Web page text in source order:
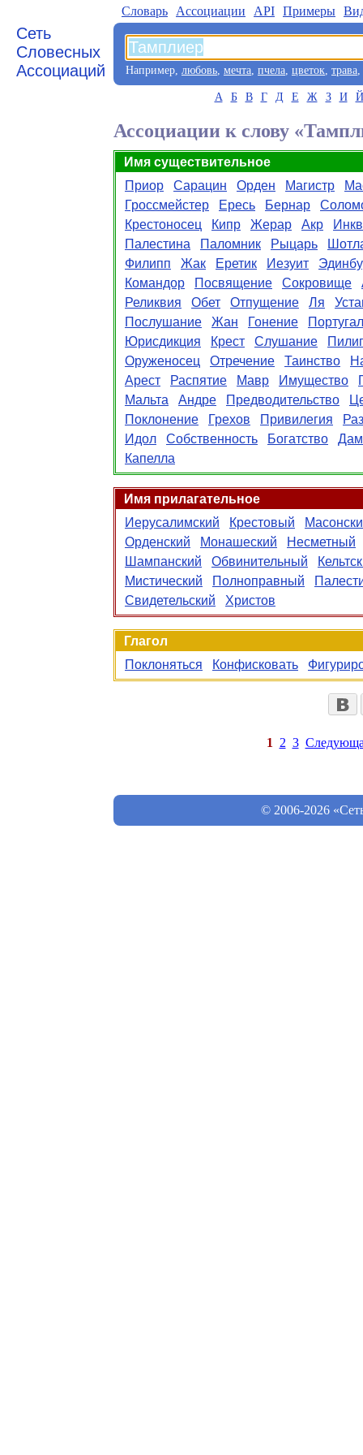
Сеть
Словесных
Ассоциаций
Словарь Aссоциации API Примеры
Например, любовь, мечта, пчела, цветок, трава,
А Б В Г Д Е Ж З И Й
Ассоциации к слову
Имя существительное
Приор
Сарацин Орден Магистр
Гроссмейстер
Ересь Бернар
Крестоносец
Кипр Жерар Акр
Палестина
Паломник Рыцарь
Филипп
Жак Еретик Иезуит
Командор
Посвящение Сокровище
Реликвия
Обет Отпущение Ля
Послушание
Жан Гонение
Юрисдикция
Крест Слушание
Оруженосец
Отречение Таинство
Арест
Распятие Мавр Имущество
Мальта
Андре Предводительство
Поклонение
Грехов Привилегия
Идол
Собственность Богатство
Капелла
Имя прилагательное
Иерусалимский
Крестовый
Орденский
Монашеский
Несметный
Шампанский
Обвинительный
Мистический
Полноправный
Свидетельский
Христов
Глагол
Поклоняться
Конфисковать
1 2 3
© 2006-2026